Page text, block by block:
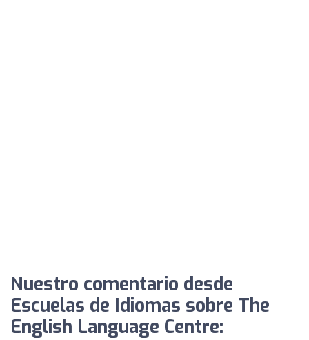
Nuestro comentario desde
Escuelas de Idiomas sobre The
English Language Centre: